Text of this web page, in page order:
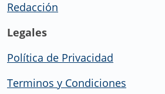
Redacción
Legales
Política de Privacidad
Terminos y Condiciones